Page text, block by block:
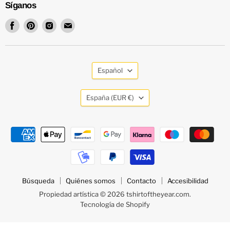
Síganos
Encuéntrenos
en
Facebook
Encuéntrenos
en
Pinterest
Encuéntrenos
en
Instagram
Encuéntrenos
Email
Búsqueda Quiénes somos Contacto
Accesibilidad
Propiedad artística © 2026 tshirtoftheyear.com.
Tecnología de Shopify
Idioma
Español
País
España (EUR €)